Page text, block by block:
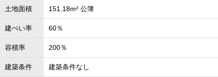
土地面積 151.18m² 公簿
建ぺい率 60％
容積率 200％
建築条件 建築条件なし